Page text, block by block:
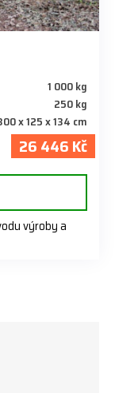
1 000 kg
250 kg
x 125 x 134 cm
26 446 Kč
výroby a